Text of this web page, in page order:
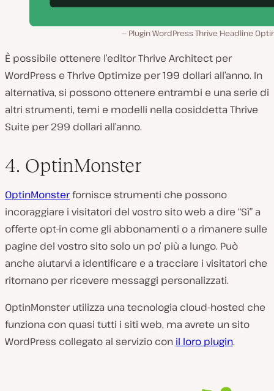
Plugin WordPress Thrive Headline
È possibile ottenere l’editor Thrive Architect per
WordPress e Thrive Optimize per 199 dollari all’anno. In
alternativa, si possono ottenere entrambi e una serie di
altri strumenti, temi e modelli nella cosiddetta Thrive
Suite per 299 dollari all’anno.
4. OptinMonster
OptinMonsterfornisce strumenti che possono
incoraggiare i visitatori del vostro sito web a dire “Sì” a
offerte opt-in come gli abbonamenti o a rimanere sulle
pagine del vostro sito solo un po’ più a lungo. Può
anche aiutarvi a identificare e a tracciare i visitatori che
ritornano per ricevere messaggi personalizzati.
OptinMonster utilizza una tecnologia cloud-hosted che
funziona con quasi tutti i siti web, ma avrete un sito
WordPress collegato al servizio con il loro plugin.